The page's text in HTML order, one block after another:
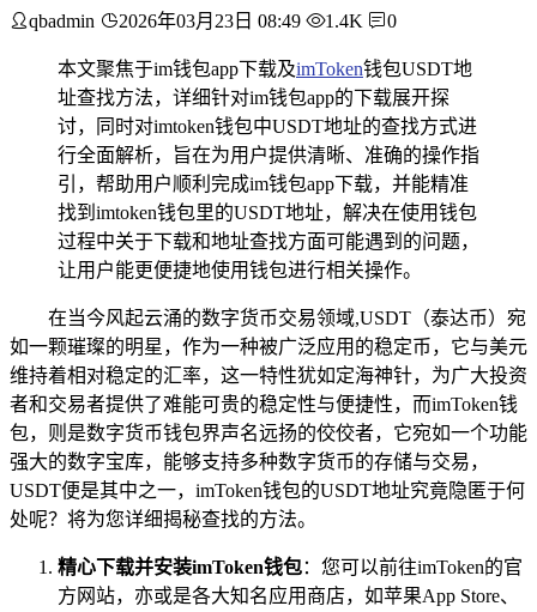
qbadmin 2026年03月23日 08:49 1.4K 0
本文聚焦于im钱包app下载及imToken钱包USDT地
址查找方法，详细针对im钱包app的下载展开探
讨，同时对imtoken钱包中USDT地址的查找方式进
行全面解析，旨在为用户提供清晰、准确的操作指
引，帮助用户顺利完成im钱包app下载，并能精准
找到imtoken钱包里的USDT地址，解决在使用钱包
过程中关于下载和地址查找方面可能遇到的问题，
让用户能更便捷地使用钱包进行相关操作。
在当今风起云涌的数字货币交易领域,USDT（泰达币）宛
如一颗璀璨的明星，作为一种被广泛应用的稳定币，它与美元
维持着相对稳定的汇率，这一特性犹如定海神针，为广大投资
者和交易者提供了难能可贵的稳定性与便捷性，而imToken钱
包，则是数字货币钱包界声名远扬的佼佼者，它宛如一个功能
强大的数字宝库，能够支持多种数字货币的存储与交易，
USDT便是其中之一，imToken钱包的USDT地址究竟隐匿于何
处呢？将为您详细揭秘查找的方法。
精心下载并安装imToken钱包：您可以前往imToken的官
方网站，亦或是各大知名应用商店，如苹果App Store、